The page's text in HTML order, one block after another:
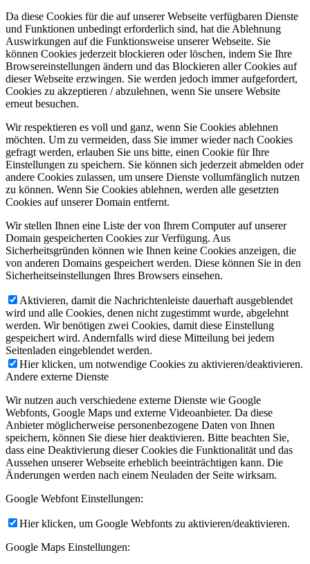
Da diese Cookies für die auf unserer Webseite verfügbaren Dienste
und Funktionen unbedingt erforderlich sind, hat die Ablehnung
Auswirkungen auf die Funktionsweise unserer Webseite. Sie
können Cookies jederzeit blockieren oder löschen, indem Sie Ihre
Browsereinstellungen ändern und das Blockieren aller Cookies auf
dieser Webseite erzwingen. Sie werden jedoch immer aufgefordert,
Cookies zu akzeptieren / abzulehnen, wenn Sie unsere Website
erneut besuchen.
Wir respektieren es voll und ganz, wenn Sie Cookies ablehnen
möchten. Um zu vermeiden, dass Sie immer wieder nach Cookies
gefragt werden, erlauben Sie uns bitte, einen Cookie für Ihre
Einstellungen zu speichern. Sie können sich jederzeit abmelden oder
andere Cookies zulassen, um unsere Dienste vollumfänglich nutzen
zu können. Wenn Sie Cookies ablehnen, werden alle gesetzten
Cookies auf unserer Domain entfernt.
Wir stellen Ihnen eine Liste der von Ihrem Computer auf unserer
Domain gespeicherten Cookies zur Verfügung. Aus
Sicherheitsgründen können wie Ihnen keine Cookies anzeigen, die
von anderen Domains gespeichert werden. Diese können Sie in den
Sicherheitseinstellungen Ihres Browsers einsehen.
Aktivieren, damit die Nachrichtenleiste dauerhaft ausgeblendet
wird und alle Cookies, denen nicht zugestimmt wurde, abgelehnt
werden. Wir benötigen zwei Cookies, damit diese Einstellung
gespeichert wird. Andernfalls wird diese Mitteilung bei jedem
Seitenladen eingeblendet werden.
Hier klicken, um notwendige Cookies zu aktivieren/deaktivieren.
Andere externe Dienste
Wir nutzen auch verschiedene externe Dienste wie Google
Webfonts, Google Maps und externe Videoanbieter. Da diese
Anbieter möglicherweise personenbezogene Daten von Ihnen
speichern, können Sie diese hier deaktivieren. Bitte beachten Sie,
dass eine Deaktivierung dieser Cookies die Funktionalität und das
Aussehen unserer Webseite erheblich beeinträchtigen kann. Die
Änderungen werden nach einem Neuladen der Seite wirksam.
Google Webfont Einstellungen:
Hier klicken, um Google Webfonts zu aktivieren/deaktivieren.
Google Maps Einstellungen: